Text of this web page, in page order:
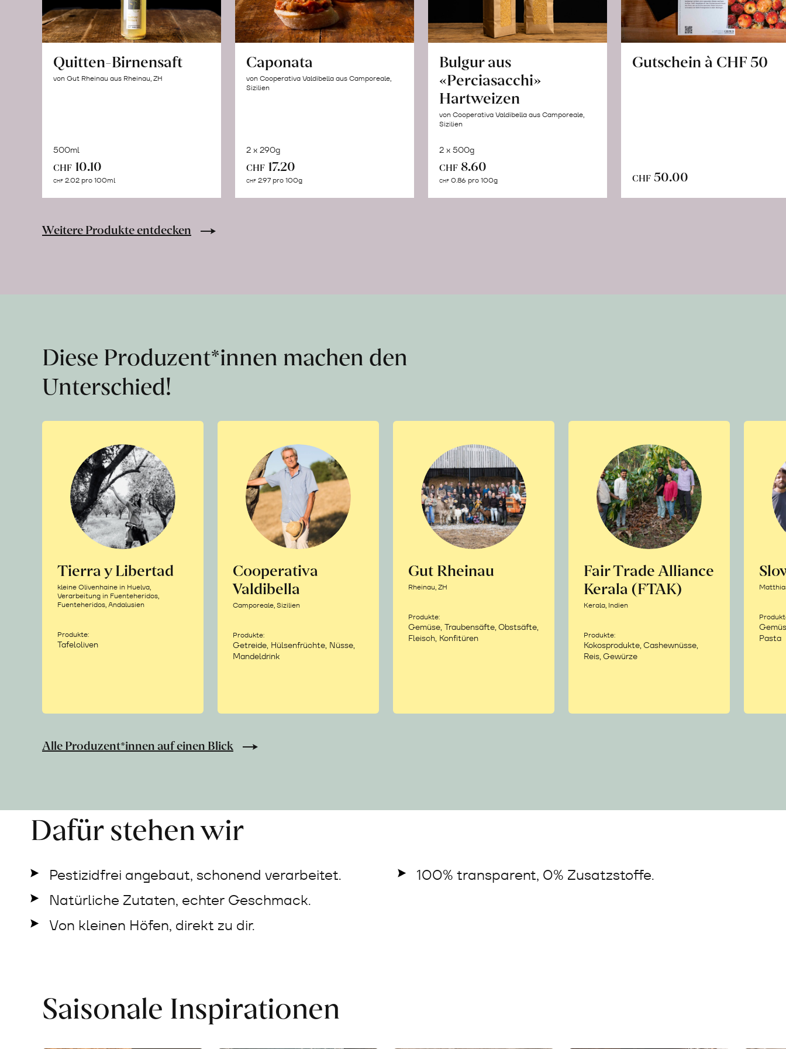
Quitten-Birnensaft
von Gut Rheinau aus Rheinau, ZH
500ml
CHF 10.10
CHF 2.02 pro 100ml
Caponata
von Cooperativa Valdibella aus Camporeale,
Sizilien
2 x 290g
CHF 17.20
CHF 2.97 pro 100g
Bulgur aus
«Perciasacchi»
Hartweizen
von Cooperativa Valdibella aus Camporeale,
Sizilien
2 x 500g
CHF 8.60
CHF 0.86 pro 100g
Gutschein à CHF 50
CHF 50.00
Warenkorb
Weitere Produkte entdecken
Diese Produzent*innen machen den
Unterschied!
Tierra y Libertad
kleine Olivenhaine in Huelva,
Verarbeitung in Fuenteheridos,
Fuenteheridos, Andalusien
Produkte:
Tafeloliven
Cooperativa
Valdibella
Camporeale, Sizilien
Produkte:
Getreide, Hülsenfrüchte, Nüsse,
Mandeldrink
Gut Rheinau
Rheinau, ZH
Produkte:
Gemüse, Traubensäfte, Obstsäfte,
Fleisch, Konfitüren
Fair Trade Alliance
Kerala (FTAK)
Kerala, Indien
Produkte:
Kokosprodukte, Cashewnüsse,
Reis, Gewürze
Pasta
Alle Produzent*innen auf einen Blick
Dafür stehen wir
Pestizidfrei angebaut, schonend verarbeitet.
Natürliche Zutaten, echter Geschmack.
Von kleinen Höfen, direkt zu dir.
100% transparent, 0% Zusatzstoffe.
Saisonale Inspirationen